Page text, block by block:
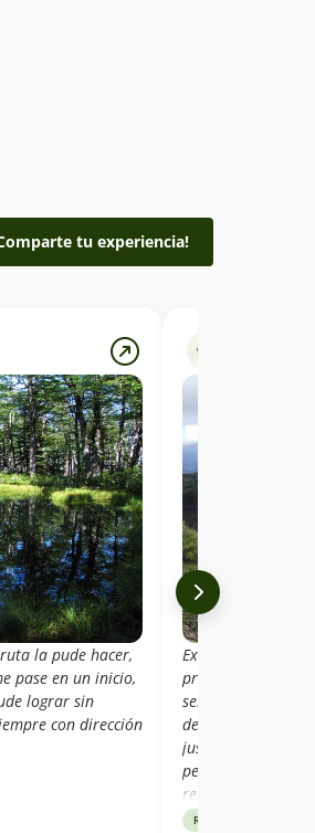
tu experiencia!
la pude hacer,
pase en un inicio,
lograr sin
con dirección
Excelente
precaución a
señalización es
descripción
justo antes de las
pendiente
realizar en zigzag,
sino por pampa
Reseña